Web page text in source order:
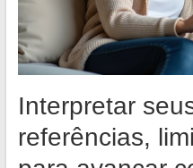
Interpretar
referências,